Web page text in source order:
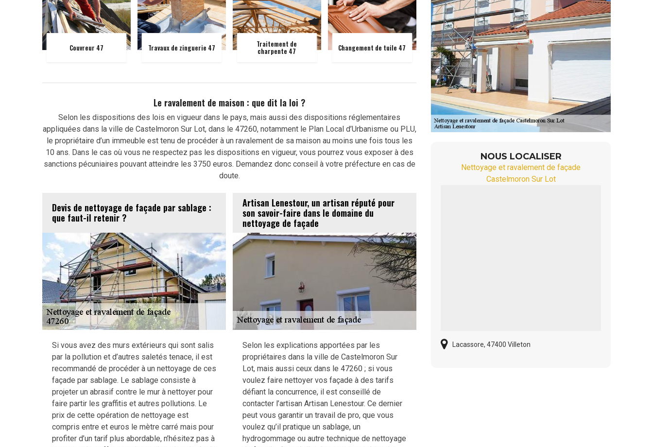
Couvreur 47 Travaux de zinguerie 47 Traitement de
charpente 47 Changement de tuile 47
Le ravalement de maison : que dit la loi ?
Selon les dispositions des lois en vigueur dans le pays, mais aussi des dispositions réglementaires
appliquées dans la ville de Castelmoron Sur Lot, dans le 47260, notamment le Plan Local d’Urbanisme ou PLU,
le propriétaire d’un immeuble est tenu de procéder à un ravalement de sa maison au moins une fois tous les
10 ans. Dans le cas où vous ne respectez pas les dispositions en vigueur, vous pourrez vous exposer à des
sanctions pécuniaires pouvant atteindre les 3750 euros. Demandez donc conseil à votre préfecture en cas de
doute.
Devis de nettoyage de façade par sablage :
que faut-il retenir ?
Si vous avez des murs extérieurs qui sont salis
par la pollution et d’autres saletés tenace, il est
recommandé de procéder à un nettoyage de ces
façade par sablage. Le sablage consiste à
projeter un abrasif contre le mur à nettoyer pour
faire partir les graffitis et autres pollutions. Le
prix de cette opération de nettoyage est
compris entre et euros le mètre carré mais pour
profiter d’un tarif plus abordable, n’hésitez pas à
Artisan Lenestour, un artisan réputé pour
son savoir-faire dans le domaine du
nettoyage de façade
Selon les explications apportées par les
propriétaires dans la ville de Castelmoron Sur
Lot, mais aussi ceux dans le 47260 ; si vous
voulez faire nettoyer vos façade à des tarifs
défiant la concurrence, il est conseillé de
contacter l’artisan Artisan Lenestour. Ce dernier
peut vous garantir un travail de pro, que vous
voulez qu’il pratique un sablage, un
hydrogommage ou autre technique de nettoyage
NOUS LOCALISER
Nettoyage et ravalement de façade
Castelmoron Sur Lot
Lacassore, 47400 Villeton